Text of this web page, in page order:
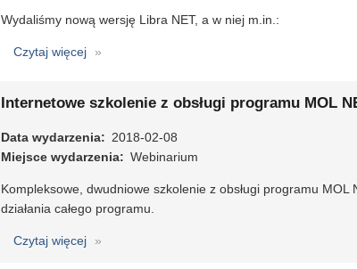
Wydaliśmy nową wersję Libra NET, a w niej m.in.:
Czytaj więcej
o
17.0
Internetowe szkolenie z obsługi programu MOL
Data wydarzenia
2018-02-08
Miejsce wydarzenia
Webinarium
Kompleksowe, dwudniowe szkolenie z obsługi programu
działania całego programu.
Czytaj więcej
o